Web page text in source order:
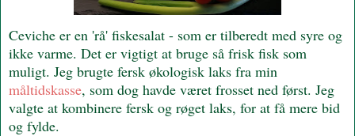
Ceviche er en 'rå' fiskesalat - som er tilberedt med syre og
ikke varme. Det er vigtigt at bruge så frisk fisk som
muligt. Jeg brugte fersk økologisk laks fra min
måltidskasse, som dog havde været frosset ned først. Jeg
valgte at kombinere fersk og røget laks, for at få mere bid
og fylde.